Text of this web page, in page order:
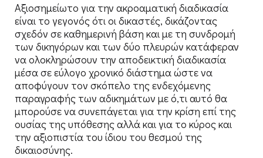
Αξιοσημείωτο για την ακροαματική διαδικασία
είναι το γεγονός ότι οι δικαστές, δικάζοντας
σχεδόν σε καθημερινή βάση και με τη συνδρομή
των δικηγόρων και των δύο πλευρών κατάφεραν
να ολοκληρώσουν την αποδεικτική διαδικασία
μέσα σε εύλογο χρονικό διάστημα ώστε να
αποφύγουν τον σκόπελο της ενδεχόμενης
παραγραφής των αδικημάτων με ό,τι αυτό θα
μπορούσε να συνεπάγεται για την κρίση επί της
ουσίας της υπόθεσης αλλά και για το κύρος και
την αξιοπιστία του ίδιου του θεσμού της
δικαιοσύνης.